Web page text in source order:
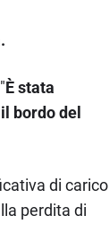
È stata
bordo del
di carico
perdita di